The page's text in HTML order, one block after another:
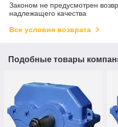
Законом не предусмотрен
надлежащего качества
Все условия возврата
Подобные товары